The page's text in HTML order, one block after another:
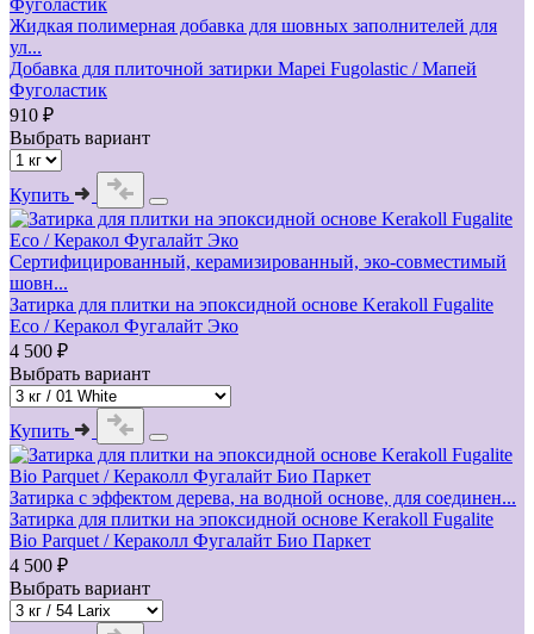
Жидкая полимерная добавка для шовных заполнителей для
ул...
Добавка для плиточной затирки Mapei Fugolastic / Мапей
Фуголастик
910 ₽
Выбрать вариант
Купить
Сертифицированный, керамизированный, эко-совместимый
шовн...
Затирка для плитки на эпоксидной основе Kerakoll Fugalite
Eco / Керакол Фугалайт Эко
4 500 ₽
Выбрать вариант
Купить
Затирка с эффектом дерева, на водной основе, для соединен...
Затирка для плитки на эпоксидной основе Kerakoll Fugalite
Bio Parquet / Кераколл Фугалайт Био Паркет
4 500 ₽
Выбрать вариант